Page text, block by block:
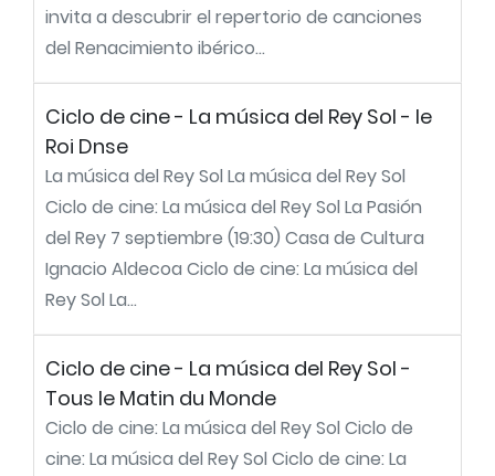
invita a descubrir el repertorio de canciones
del Renacimiento ibérico...
Ciclo de cine - La música del Rey Sol - le
Roi Dnse
La música del Rey Sol La música del Rey Sol
Ciclo de cine: La música del Rey Sol La Pasión
del Rey 7 septiembre (19:30) Casa de Cultura
Ignacio Aldecoa Ciclo de cine: La música del
Rey Sol La...
Ciclo de cine - La música del Rey Sol -
Tous le Matin du Monde
Ciclo de cine: La música del Rey Sol Ciclo de
cine: La música del Rey Sol Ciclo de cine: La